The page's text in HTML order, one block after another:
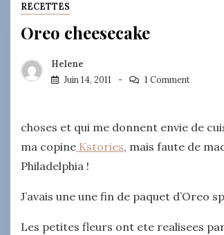
RECETTES
Oreo cheesecake
Helene
Juin 14, 2011
1 Comment
choses et qui me donnent envie de
ma copine Kstories, mais faute de
Philadelphia !
J’avais une une fin de paquet
Les petites fleurs ont ete realisees